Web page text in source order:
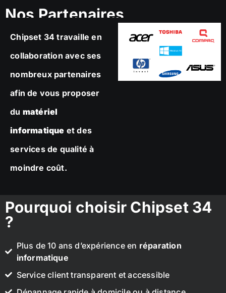
Nos Partenaires
Chipset 34 travaille en
collaboration avec ses
nombreux partenaires
afin de vous proposer
du matériel
informatique et des
services de qualité à
moindre coût.
Pourquoi choisir Chipset 34
?
Plus de 10 ans d’expérience en réparation
informatique
Service client transparent et accessible